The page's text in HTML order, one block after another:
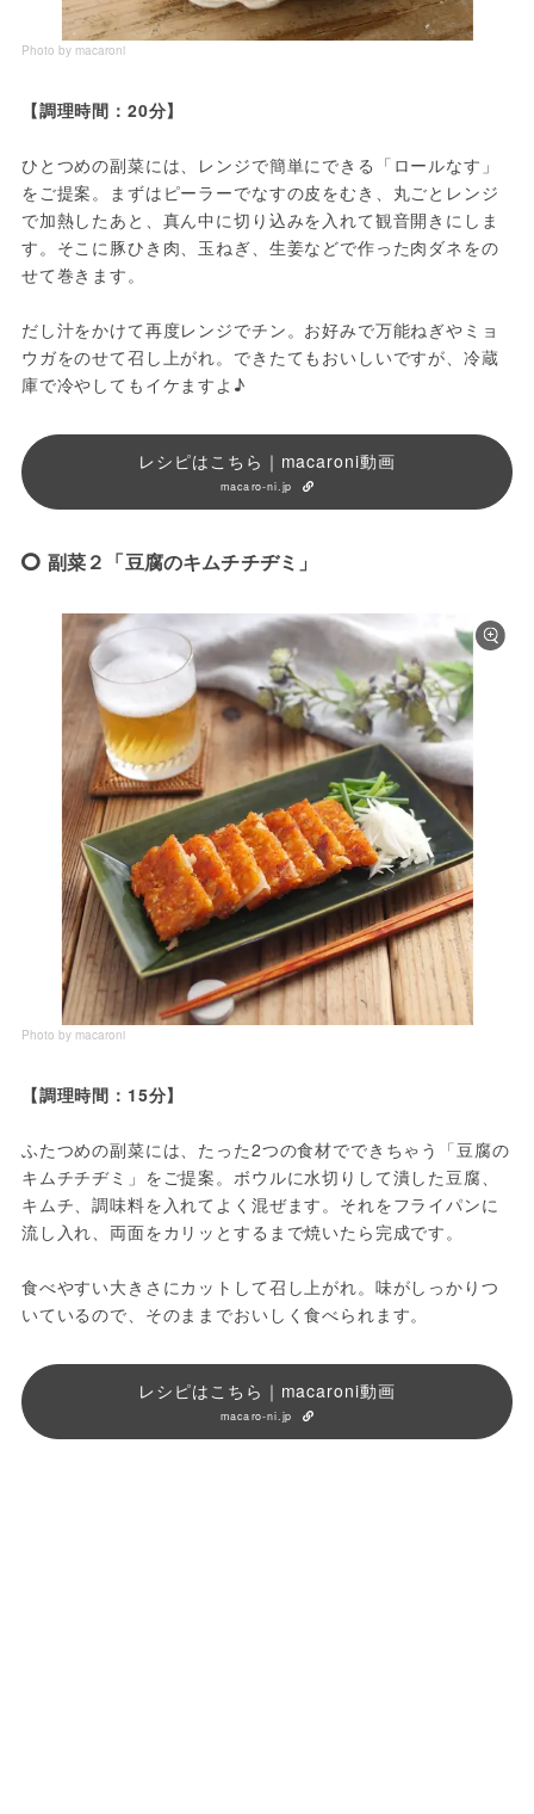
Photo by macaroni
ひとつめの副菜には、レンジで簡単にできる「ロールなす」
をご提案。まずはピーラーでなすの皮をむき、丸ごとレンジ
で加熱したあと、真ん中に切り込みを入れて観音開きにしま
す。そこに豚ひき肉、玉ねぎ、生姜などで作った肉ダネをの
せて巻きます。
だし汁をかけて再度レンジでチン。お好みで万能ねぎやミョ
ウガをのせて召し上がれ。できたてもおいしいですが、冷蔵
庫で冷やしてもイケますよ♪
レシピはこちら｜macaroni動画
macaro-ni.jp
副菜２「豆腐のキムチチヂミ」
Photo by macaroni
ふたつめの副菜には、たった2つの食材でできちゃう「豆腐の
キムチチヂミ」をご提案。ボウルに水切りして潰した豆腐、
キムチ、調味料を入れてよく混ぜます。それをフライパンに
流し入れ、両面をカリッとするまで焼いたら完成です。
食べやすい大きさにカットして召し上がれ。味がしっかりつ
いているので、そのままでおいしく食べられます。
レシピはこちら｜macaroni動画
macaro-ni.jp